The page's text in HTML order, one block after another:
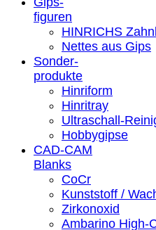
figuren
HINRICHS
Nettes aus Gips
Sonder-
produkte
Hinriform
Hinritray
Ultraschall-
Hobbygipse
CAD-CAM
Blanks
CoCr
Kunststoff /
Zirkonoxid
Ambarino High-